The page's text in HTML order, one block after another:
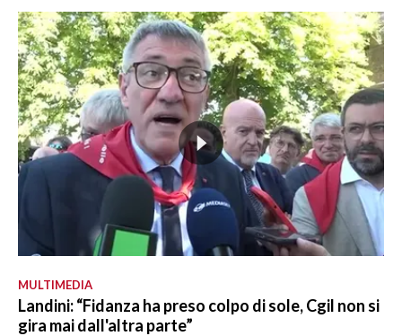
MULTIMEDIA
Landini: “Fidanza ha preso colpo di sole, Cgil non si
gira mai dall'altra parte”